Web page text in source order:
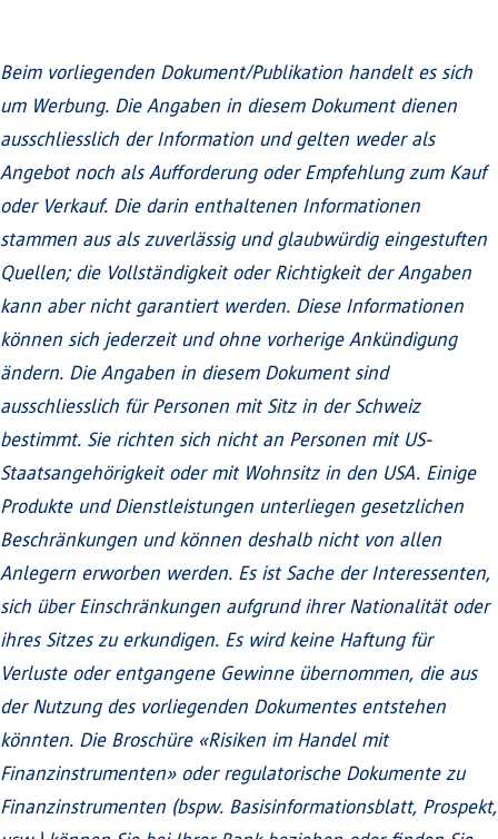
Beim vorliegenden Dokument/Publikation handelt es sich
um Werbung. Die Angaben in diesem Dokument dienen
ausschliesslich der Information und gelten weder als
Angebot noch als Aufforderung oder Empfehlung zum Kauf
oder Verkauf. Die darin enthaltenen Informationen
stammen aus als zuverlässig und glaubwürdig eingestuften
Quellen; die Vollständigkeit oder Richtigkeit der Angaben
kann aber nicht garantiert werden. Diese Informationen
können sich jederzeit und ohne vorherige Ankündigung
ändern. Die Angaben in diesem Dokument sind
ausschliesslich für Personen mit Sitz in der Schweiz
bestimmt. Sie richten sich nicht an Personen mit US-
Staatsangehörigkeit oder mit Wohnsitz in den USA. Einige
Produkte und Dienstleistungen unterliegen gesetzlichen
Beschränkungen und können deshalb nicht von allen
Anlegern erworben werden. Es ist Sache der Interessenten,
sich über Einschränkungen aufgrund ihrer Nationalität oder
ihres Sitzes zu erkundigen. Es wird keine Haftung für
Verluste oder entgangene Gewinne übernommen, die aus
der Nutzung des vorliegenden Dokumentes entstehen
könnten. Die Broschüre «Risiken im Handel mit
Finanzinstrumenten» oder regulatorische Dokumente zu
Finanzinstrumenten (bspw. Basisinformationsblatt, Prospekt,